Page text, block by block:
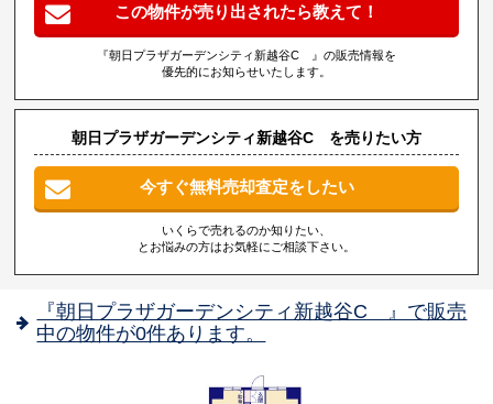
この物件が売り出されたら教えて！
『朝日プラザガーデンシティ新越谷C 』の販売情報を
優先的にお知らせいたします。
朝日プラザガーデンシティ新越谷C を売りたい方
今すぐ無料売却査定をしたい
いくらで売れるのか知りたい、
とお悩みの方はお気軽にご相談下さい。
『朝日プラザガーデンシティ新越谷C 』で販売
中の物件が0件あります。